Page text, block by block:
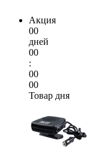
Акция
00
дней
00
:
00
00
Товар дня